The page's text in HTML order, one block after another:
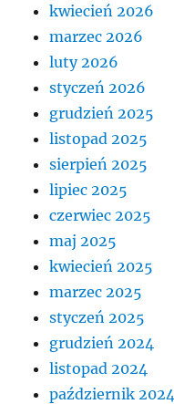
kwiecień 2026
marzec 2026
luty 2026
styczeń 2026
grudzień 2025
listopad 2025
sierpień 2025
lipiec 2025
czerwiec 2025
maj 2025
kwiecień 2025
marzec 2025
styczeń 2025
grudzień 2024
listopad 2024
październik 2024